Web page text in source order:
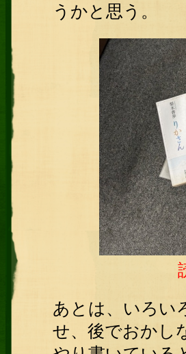
うかと思う。
あとは、いろい
せ、後でおかし